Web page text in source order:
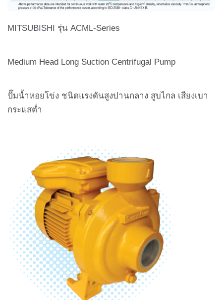
MITSUBISHI รุ่น ACML-Series
Medium Head Long Suction Centrifugal Pump
ปั๊มน้ำหอยโข่ง ชนิดแรงดันสูงปานกลาง สูบไกล เสียงเบา
กระแสต่ำ